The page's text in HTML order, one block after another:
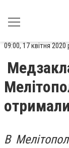
09:00, 17 квітня 2020
В